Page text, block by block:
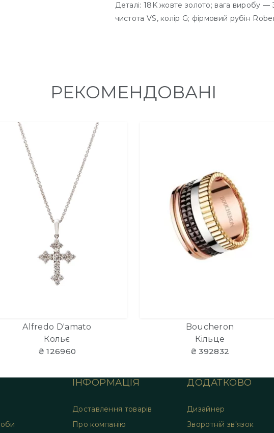
Деталі: 18K жовте золото; вага виробу —
чистота VS, колір G; фірмовий рубін
РЕКОМЕНДОВАНІ
Alfredo D'amato
Кольє
₴ 126960
Boucheron
Кільце
₴ 392832
ІНФОРМАЦІЯ
Доставлення товарів
Про компанію
ДОДАТКОВО
Дизайнер
Зворотній зв'язок